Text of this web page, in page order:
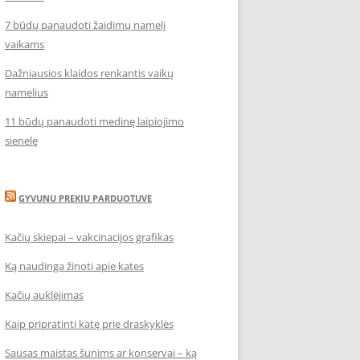
7 būdų panaudoti žaidimų namelį
vaikams
Dažniausios klaidos renkantis vaikų
namelius
11 būdų panaudoti medinę laipiojimo
sienelę
GYVUNU PREKIU PARDUOTUVE
Kačių skiepai – vakcinacijos grafikas
Ką naudinga žinoti apie kates
Kačių auklėjimas
Kaip pripratinti katę prie draskyklės
Sausas maistas šunims ar konservai – ką